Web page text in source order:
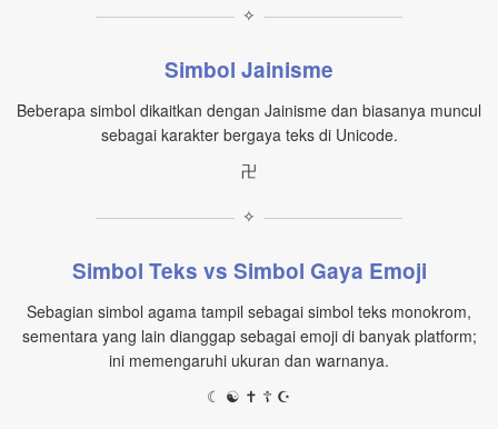
✧
Simbol Jainisme
Beberapa simbol dikaitkan dengan Jainisme dan biasanya muncul
sebagai karakter bergaya teks di Unicode.
卍
✧
Simbol Teks vs Simbol Gaya Emoji
Sebagian simbol agama tampil sebagai simbol teks monokrom,
sementara yang lain dianggap sebagai emoji di banyak platform;
ini memengaruhi ukuran dan warnanya.
☾ ☯ ✝ ☦ ☪